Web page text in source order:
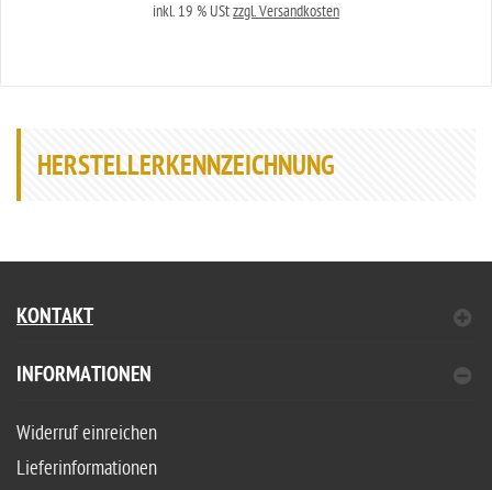
inkl. 19 % UStzzgl. Versandkosten
HERSTELLERKENNZEICHNUNG
KONTAKT
INFORMATIONEN
Widerruf einreichen
Lieferinformationen